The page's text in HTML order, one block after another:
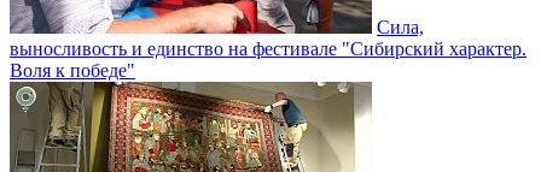
Сила,
выносливость и единство на фестивале "Сибирский характер.
Воля к победе"